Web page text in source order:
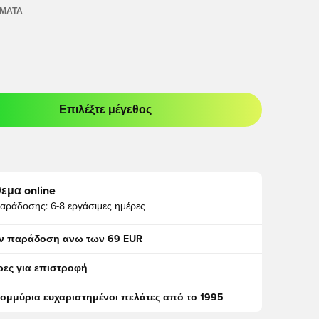
για να συνδεθείτε ή να εγγραφείτε ως μέλος
Επιλέξτε μέγεθος
online
6-8 εργάσιμες ημέρες
παράδοση ανω των 69 EUR
για επιστροφή
ευχαριστημένοι πελάτες από το 1995